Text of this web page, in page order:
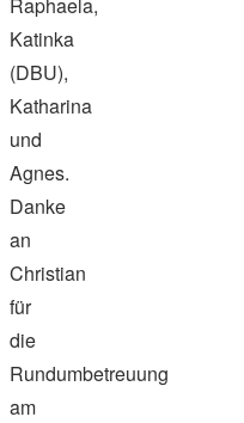
Raphaela,
Katinka
(DBU),
Katharina
und
Agnes.
Danke
an
Christian
für
die
Rundumbetreuung
am